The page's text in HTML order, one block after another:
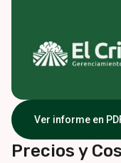
Precios y
Ver informe en